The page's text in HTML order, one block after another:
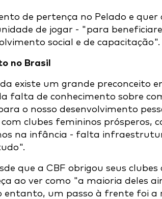
de pertença no Pelado e
de jogar - "para
social e de capacitação".
no Brasil
existe um grande preconceito
falta de conhecimento sobre
o nosso desenvolvimento
clubes femininos prósperos,
na infância - falta
que a CBF obrigou seus
ao ver como "a maioria deles
entanto, um passo à frente foi